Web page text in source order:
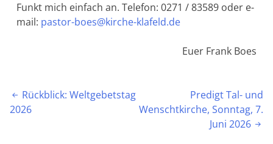
Funkt mich einfach an. Telefon: 0271 / 83589 oder e-
mail: pastor-boes@kirche-klafeld.de
Euer Frank Boes
Beitragsnavigation
 Rückblick: Weltgebetstag
2026
Predigt Tal- und
Wenschtkirche, Sonntag, 7.
Juni 2026 